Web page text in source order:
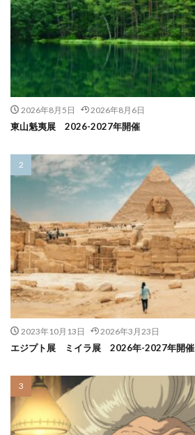
2026年8月5日 2026年8月6日
東山魁夷展 2026-2027年開催
2023年10月13日 2026年3月23日
エジプト展 ミイラ展 2026年-2027年開催